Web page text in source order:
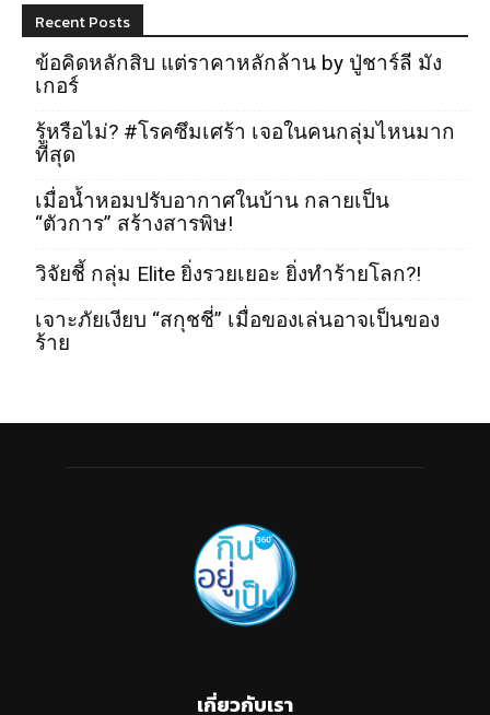
Recent Posts
ข้อคิดหลักสิบ แต่ราคาหลักล้าน by ปู่ชาร์ลี มัง
เกอร์
รู้หรือไม่? #โรคซึมเศร้า เจอในคนกลุ่มไหนมาก
ที่สุด
เมื่อน้ำหอมปรับอากาศในบ้าน กลายเป็น
“ตัวการ” สร้างสารพิษ!
วิจัยชี้ กลุ่ม Elite ยิ่งรวยเยอะ ยิ่งทำร้ายโลก?!
เจาะภัยเงียบ “สกุชชี่” เมื่อของเล่นอาจเป็นของ
ร้าย
เกี่ยวกับเรา